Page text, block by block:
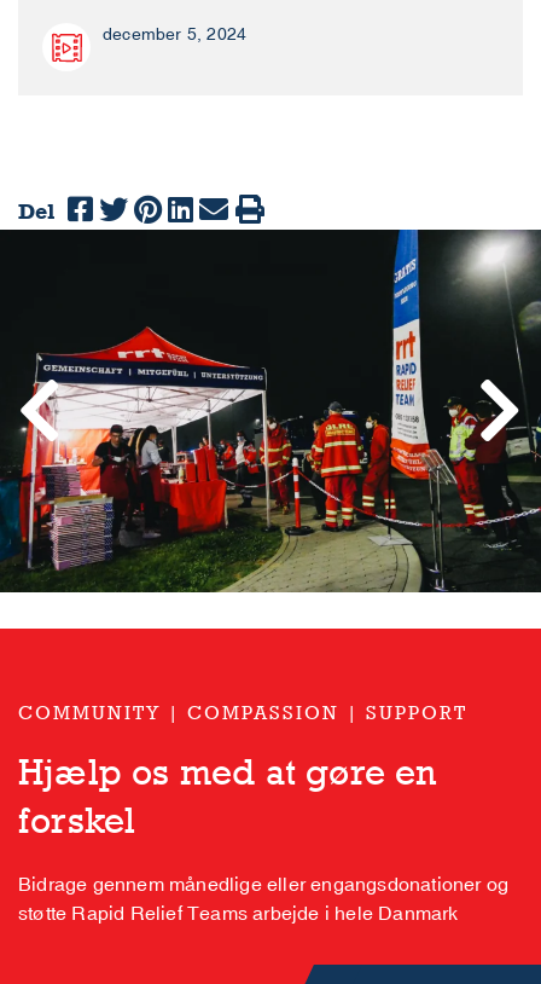
december 5, 2024
Del
Previous Next
COMMUNITY | COMPASSION | SUPPORT
Hjælp os med at gøre en
forskel
Bidrage gennem månedlige eller engangsdonationer og